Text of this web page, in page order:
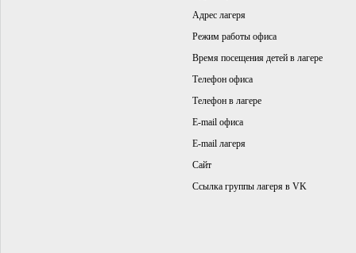
Адрес лагеря
Режим работы офиса
Время посещения детей в лагере
Телефон офиса
Телефон в лагере
E-mail офиса
E-mail лагеря
Сайт
Ссылка группы лагеря в VK